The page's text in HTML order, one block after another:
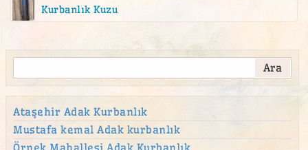
Altunizade Mahallesi adak
Atalar Adak Kurban Satış Yeri
ataşehir adak
Ataşehir adak kurban satış yeri
Ataşehir Kurban
Kurbanlık Kuzu
Ataşehir Adak Kurbanlık
Mustafa kemal Adak kurbanlık
Örnek Mahallesi Adak Kurbanlık